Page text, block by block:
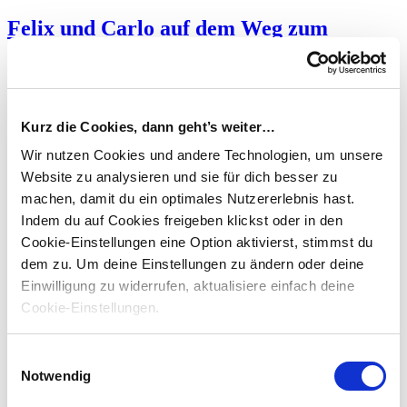
Kurz die Cookies, dann geht’s weiter…
Wir nutzen Cookies und andere Technologien, um unsere
Website zu analysieren und sie für dich besser zu
machen, damit du ein optimales Nutzererlebnis hast.
Indem du auf Cookies freigeben klickst oder in den
Cookie-Einstellungen eine Option aktivierst, stimmst du
dem zu. Um deine Einstellungen zu ändern oder deine
Einwilligung zu widerrufen, aktualisiere einfach deine
Cookie-Einstellungen.
Notwendig
Felix und Carlo auf dem Weg zum
Veröffentlicht am16.02.2023vonFelix & Carlo
Teil 1 - "Die ersten Schritte" 5 Monate sind bereits vergangen. Was
haben Felix und Carlo in dieser Zeit alles so erlebt und welche
weiterlesen
Erfahrungsberichte
Aktuelles